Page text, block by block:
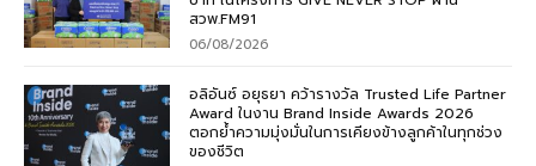
สวพ.FM91
06/08/2026
อลิอันซ์ อยุธยา คว้ารางวัล Trusted Life Partner
Award ในงาน Brand Inside Awards 2026
ตอกย้ำความมุ่งมั่นในการเคียงข้างลูกค้าในทุกช่วง
ของชีวิต